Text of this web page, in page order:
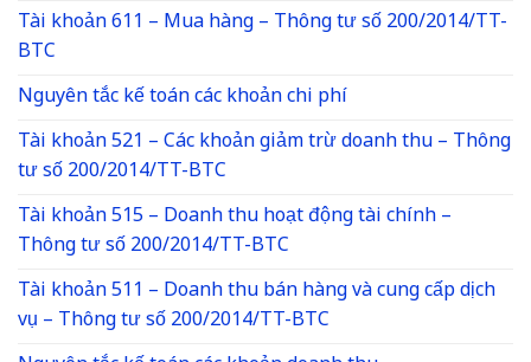
Tài khoản 611 – Mua hàng – Thông tư số 200/2014/TT-
BTC
Nguyên tắc kế toán các khoản chi phí
Tài khoản 521 – Các khoản giảm trừ doanh thu – Thông
tư số 200/2014/TT-BTC
Tài khoản 515 – Doanh thu hoạt động tài chính –
Thông tư số 200/2014/TT-BTC
Tài khoản 511 – Doanh thu bán hàng và cung cấp dịch
vụ – Thông tư số 200/2014/TT-BTC